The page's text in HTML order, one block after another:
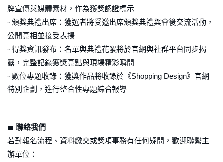
牌宣傳與媒體素材，作為獲獎認證標示
◦ 頒獎典禮出席：獲選者將受邀出席頒獎典禮與會後交流活動，
公開亮相並接受表揚
◦ 得獎資訊發布：名單與典禮花絮將於官網與社群平台同步揭
露，完整記錄獲獎亮點與現場精彩瞬間
◦ 數位專題收錄：獲獎作品將收錄於《Shopping Design》官網
特別企劃，進行整合性專題綜合報導
≣ 聯絡我們
若對報名流程、資料繳交或獎項事務有任何疑問，歡迎聯繫主
辦單位：